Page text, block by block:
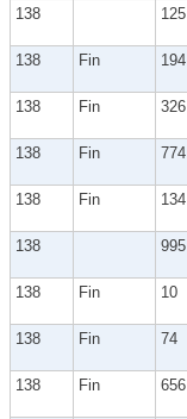
138
125
138
Fin 194
138
Fin 326
138
Fin 774
138
Fin 134
138
995
138
Fin 10
138
Fin 74
138
Fin 656